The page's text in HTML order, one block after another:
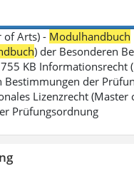
of Arts) - Modulhandbuch
) der Besonderen
755 KB Informationsrecht
Bestimmungen der
Lizenzrecht (Master
Prüfungsordnung